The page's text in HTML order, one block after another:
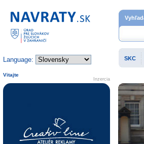
Domovská stránka
Language: SKC
Inzercia
Vitajte